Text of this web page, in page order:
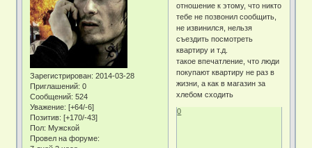
Зарегистрирован: 2014-03-28
Приглашений: 0
Сообщений: 524
Уважение: [+64/-6]
Позитив: [+170/-43]
Пол: Мужской
Провел на форуме:
отношение к этому, что никто
тебе не позвонил сообщить,
не извинился, нельзя
съездить посмотреть
квартиру и т.д.
такое впечатление, что люди
покупают квартиру не раз в
жизни, а как в магазин за
хлебом сходить
0